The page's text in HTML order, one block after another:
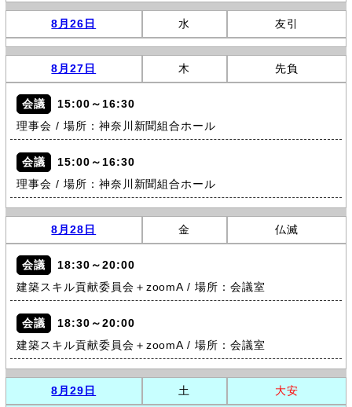
8月26日 水 友引
8月27日 木 先負
会議
15:00～16:30
理事会 / 場所：神奈川新聞組合ホール
会議
15:00～16:30
理事会 / 場所：神奈川新聞組合ホール
8月28日 金 仏滅
会議
18:30～20:00
建築スキル貢献委員会＋zoomA / 場所：会議室
会議
18:30～20:00
建築スキル貢献委員会＋zoomA / 場所：会議室
8月29日 土 大安